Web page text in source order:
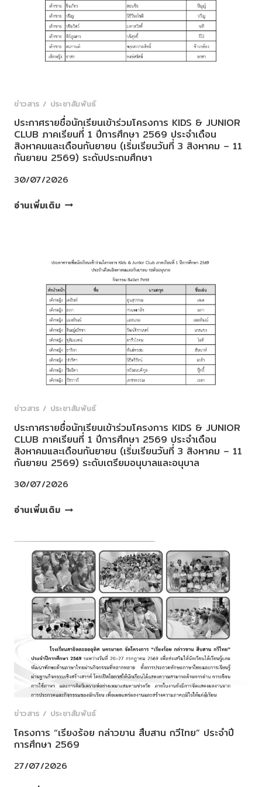
สมัคร
นักเรียน
เข้า
ศึกษา
ประจำ
ศึกษา
๒๕๗๐
ข่าวสาร / ประชาสัมพันธ์
ประกาศรายชื่อนักเรียนเข้าร่วมโครงการ KIDS & JUNIOR
CLUB ภาคเรียนที่ 1 ปีการศึกษา 2569 ประจำเดือน
สิงหาคมและเดือนกันยายน (เริ่มเรียนวันที่ 3 สิงหาคม – 11
กันยายน 2569) ระดับประถมศึกษา
30/07/2026
อ่านเพิ่มเติมประกาศ
เข้า
โครงการ
KIDS
&
JUNIOR
CLUB
ภาค
เรียน
ที่
ปี
การ
ศึกษา
2569
ประจำ
สิงหาคม
เดือน
(เริ่ม
เรียน
วัน
ที่
3
สิงหาคม
–
11
กันยายน
2569)
ระดับ
ประถม
ศึกษา
ข่าวสาร / ประชาสัมพันธ์
ประกาศรายชื่อนักเรียนเข้าร่วมโครงการ KIDS & JUNIOR
CLUB ภาคเรียนที่ 1 ปีการศึกษา 2569 ประจำเดือน
สิงหาคมและเดือนกันยายน (เริ่มเรียนวันที่ 3 สิงหาคม – 11
กันยายน 2569) ระดับเตรียมอนุบาลและอนุบาล
30/07/2026
อ่านเพิ่มเติมประกาศ
นักเรียน
เข้า
ร่วม
โครงการ
KIDS
&
JUNIOR
CLUB
ภาค
เรียน
ที่
1
ปี
ศึกษา
2569
ประจำ
ข่าวสาร / ประชาสัมพันธ์
โครงการ “เรียงร้อย กล่าวขาน สืบสาน กวีไทย” ประจำปี
การศึกษา 2569
27/07/2026